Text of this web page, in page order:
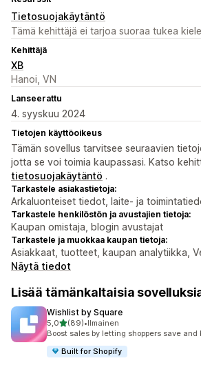
Tietosuojakäytäntö
Tämä kehittäjä ei tarjoa suoraa tukea
Kehittäjä
XB
Hanoi, VN
Lanseerattu
4. syyskuu 2024
Tietojen käyttöoikeus
Tämän sovellus tarvitsee seuraavien
jotta se voi toimia kaupassasi. Katso
tietosuojakäytäntö .
Tarkastele asiakastietoja:
Arkaluonteiset tiedot, laite- ja
Tarkastele henkilöstön ja avustajien tietoja:
Kaupan omistaja, blogin avustajat
Tarkastele ja muokkaa kaupan tietoja:
Asiakkaat, tuotteet, kaupan analytiikka,
Näytä tiedot
Lisää tämänkaltaisia
Wishlist by Square
5,0/ 5 tähteä
(89)
89 arvostelua yhteensä
•Ilmainen
Boost sales by letting shoppers save
Built for Shopify